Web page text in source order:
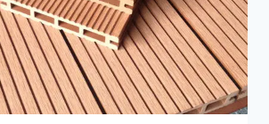
BOIS-
PLASTIQUE